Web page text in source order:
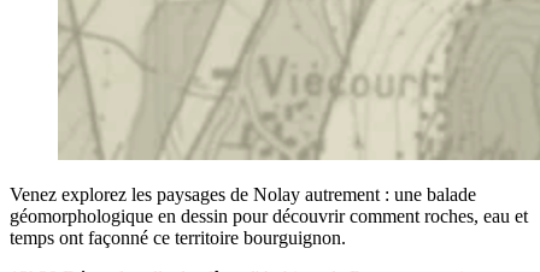
Venez explorez les paysages de Nolay autrement : une balade
géomorphologique en dessin pour découvrir comment roches, eau et
temps ont façonné ce territoire bourguignon.